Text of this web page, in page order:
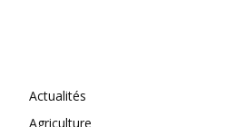
Actualités
Agriculture